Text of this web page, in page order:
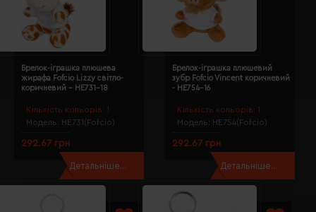
Кількість кольорів: 1
Модель: HE731(Fofcio)
Брелок-іграшка плюшева
жирафа Fofcio Lizzy світло-
коричневий - HE731-18
292.67 грн
Детальніше...
Кількість кольорів: 1
Модель: HE754(Fofcio)
Брелок-іграшка плюшевий
зубр Fofcio Vincent коричневий
- HE754-16
292.67 грн
Детальніше...